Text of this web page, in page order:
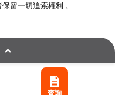
查詢
留一切追索權利 。